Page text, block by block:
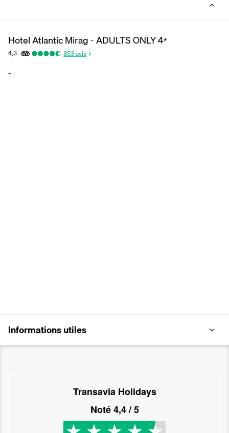
Hotel Atlantic Mirag - ADULTS ONLY4*
4,3 853avis
-
Informations utiles
Transavia Holidays
Noté4,4/ 5